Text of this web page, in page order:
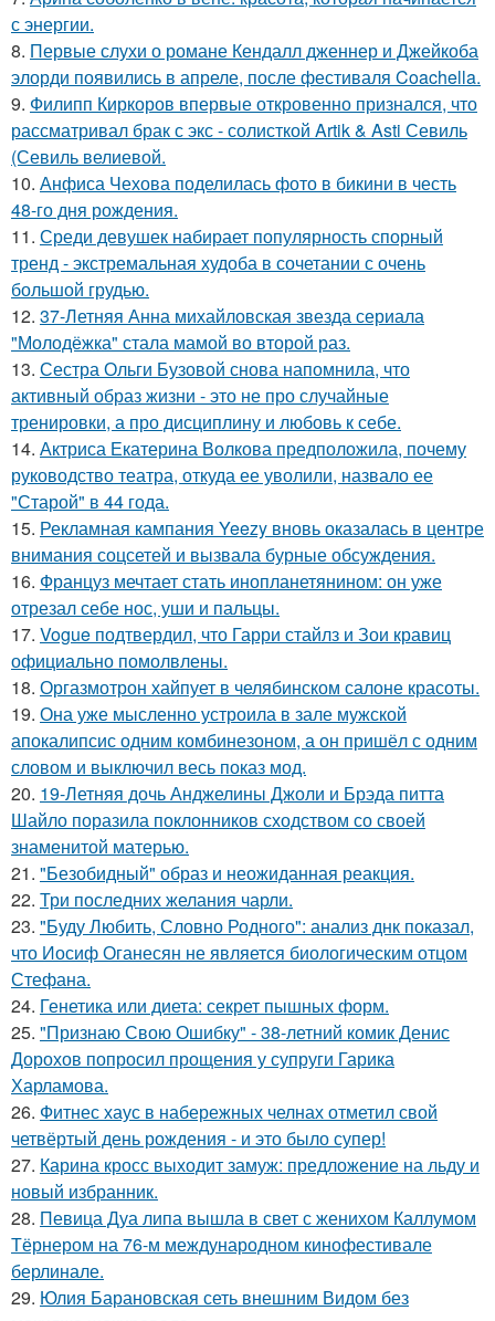
с энергии.
8. Первые слухи о романе Кендалл дженнер и Джейкоба
элорди появились в апреле, после фестиваля Coachella.
9. Филипп Киркоров впервые откровенно признался, что
рассматривал брак с экс - солисткой Artik & Asti Севиль
(Севиль велиевой.
10. Анфиса Чехова поделилась фото в бикини в честь
48-го дня рождения.
11. Среди девушек набирает популярность спорный
тренд - экстремальная худоба в сочетании с очень
большой грудью.
12. 37-Летняя Анна михайловская звезда сериала
"Молодёжка" стала мамой во второй раз.
13. Сестра Ольги Бузовой снова напомнила, что
активный образ жизни - это не про случайные
тренировки, а про дисциплину и любовь к себе.
14. Актриса Екатерина Волкова предположила, почему
руководство театра, откуда ее уволили, назвало ее
"Старой" в 44 года.
15. Рекламная кампания Yeezy вновь оказалась в центре
внимания соцсетей и вызвала бурные обсуждения.
16. Француз мечтает стать инопланетянином: он уже
отрезал себе нос, уши и пальцы.
17. Vogue подтвердил, что Гарри стайлз и Зои кравиц
официально помолвлены.
18. Оргазмотрон хайпует в челябинском салоне красоты.
19. Она уже мысленно устроила в зале мужской
апокалипсис одним комбинезоном, а он пришёл с одним
словом и выключил весь показ мод.
20. 19-Летняя дочь Анджелины Джоли и Брэда питта
Шайло поразила поклонников сходством со своей
знаменитой матерью.
21. "Безобидный" образ и неожиданная реакция.
22. Три последних желания чарли.
23. "Буду Любить, Словно Родного": анализ днк показал,
что Иосиф Оганесян не является биологическим отцом
Стефана.
24. Генетика или диета: секрет пышных форм.
25. "Признаю Свою Ошибку" - 38-летний комик Денис
Дорохов попросил прощения у супруги Гарика
Харламова.
26. Фитнес хаус в набережных челнах отметил свой
четвёртый день рождения - и это было супер!
27. Карина кросс выходит замуж: предложение на льду и
новый избранник.
28. Певица Дуа липа вышла в свет с женихом Каллумом
Тёрнером на 76-м международном кинофестивале
берлинале.
29. Юлия Барановская сеть внешним Видом без